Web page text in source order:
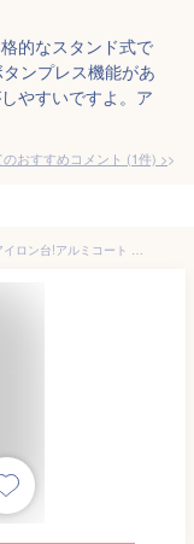
的なスタンド式で
ンプレス機能があ
やすいですよ。ア
おすすめコメント (1件) >
【送料無料】業務用としても使えるスタンド式アイロン台!アルミコート カバー付き アイロン台折りたたみ薄型収納できる、アイロン台※配達エリア本州限定品 （九州、北海道、四国、離島は別送料）